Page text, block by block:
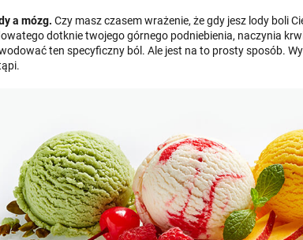
a mózg. Czy masz czasem wrażenie, że gdy jesz lody boli
dotknie twojego górnego podniebienia, naczynia
ten specyficzny ból. Ale jest na to prosty sposób.